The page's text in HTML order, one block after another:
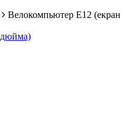
Велокомпьютер E12 (екран